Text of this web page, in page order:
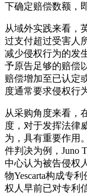
下确定赔偿数额，
从域外实践来看，
过支付超过受害人
减少侵权行为的发
予原告足够的赔偿
赔偿增加至已认定
度通常要求侵权行
从采购角度来看，
度，对于发挥法律
为，具有重要作用
件判决为例，Juno
中心认为被告侵权
物Yescarta构成专
权人早前已对专利